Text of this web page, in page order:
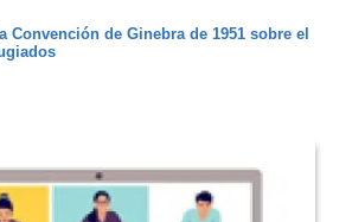
Convención de Ginebra de 1951 sobre el